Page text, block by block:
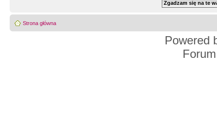
Strona główna
Powered